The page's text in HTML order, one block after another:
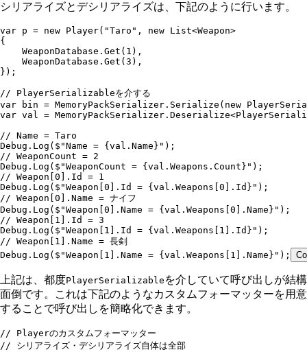
シリアライズとデシリアライズは、下記のように行います。
var p = new Player( "Taro " , new List<Weapon>
{
    WeaponDatabase
. Get ( 1 ) ,
    WeaponDatabase
. Get ( 3 ) ,
});
// PlayerSerializableを介する
var bin = MemoryPackSerializer . Serialize ( new
var val = MemoryPackSerializer . Deserialize<
// Name = Taro
Debug . Log ( $"Name = { val . Name } " );
// WeaponCount = 2
Debug . Log ( $"WeaponCount = { val . Weapons . Count } " );
// Weapon[0].Id = 1
Debug . Log ( $"Weapon[0].Id = { val . Weapons 0 . Id } " );
// Weapon[0].Name = ナイフ
Debug . Log ( $"Weapon[0].Name = { val . Weapons 0 . Name } " );
// Weapon[1].Id = 3
Debug . Log ( $"Weapon[1].Id = { val . Weapons 1 . Id } " );
// Weapon[1].Name = 長剣
Debug . Log ( $"Weapon[1].Name = { val . Weapons 1 . Name } " );
上記は、都度PlayerSerializable を介していて呼び出しが結構
面倒です。これは下記のようなカスタムフォーマッターを用意
することで呼び出しを簡略化できます。
// Playerのカスタムフォーマッター
// シリアライズ・デシリアライズ自体は全部